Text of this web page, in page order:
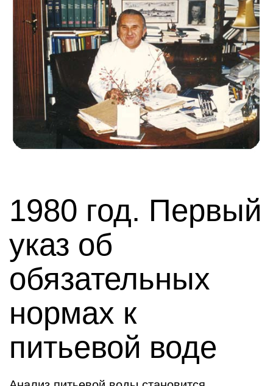
1980 год. Первый
указ об
обязательных
нормах к
питьевой воде